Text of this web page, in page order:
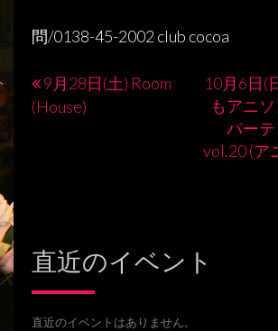
問/0138-45-2002 club cocoa
投
ー
シ
ョ
9月28日(土) Room
(House)
10月6日(
もアニ
パー
vol.20 (ア
直近のイベント
直近のイベントはありません。